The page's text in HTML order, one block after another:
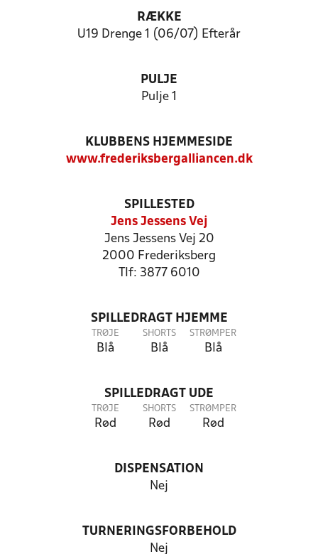
RÆKKE
U19 Drenge 1 (06/07) Efterår
PULJE
Pulje 1
KLUBBENS HJEMMESIDE
www.frederiksbergalliancen.dk
SPILLESTED
Jens Jessens Vej
Jens Jessens Vej 20
2000 Frederiksberg
Tlf: 3877 6010
SPILLEDRAGT HJEMME
TRØJE
Blå
SHORTS
Blå
STRØMPER
Blå
SPILLEDRAGT UDE
TRØJE
Rød
SHORTS
Rød
STRØMPER
Rød
DISPENSATION
Nej
TURNERINGSFORBEHOLD
Nej